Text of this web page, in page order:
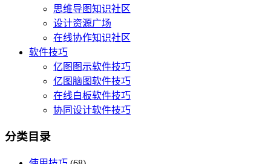
思维导图知识社区
设计资源广场
在线协作知识社区
软件技巧
亿图图示软件技巧
亿图脑图软件技巧
在线白板软件技巧
协同设计软件技巧
分类目录